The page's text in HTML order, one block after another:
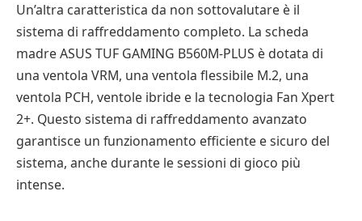
Un’altra caratteristica da non sottovalutare è il
sistema di raffreddamento completo. La scheda
madre ASUS TUF GAMING B560M-PLUS è dotata di
una ventola VRM, una ventola flessibile M.2, una
ventola PCH, ventole ibride e la tecnologia Fan Xpert
2+. Questo sistema di raffreddamento avanzato
garantisce un funzionamento efficiente e sicuro del
sistema, anche durante le sessioni di gioco più
intense.